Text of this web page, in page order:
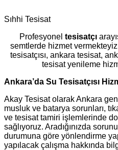
Sıhhi Tesisat
Profesyonel tesisatçı
semtlerde hizmet
tesisatçısı, ankara tesisat,
tesisat yenileme
Ankara’da Su Tesisatçısı
Akay Tesisat olarak Ankara
musluk ve batarya sorunları,
ve tesisat tamiri işlemlerinde
sağlıyoruz. Aradığınızda
durumuna göre yönlendirme
yapılacak çalışma hakkında